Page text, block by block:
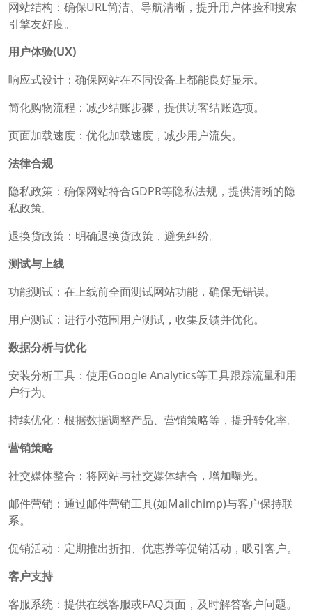
网站结构：确保URL简洁、导航清晰，提升用户体验和搜索
引擎友好度。
用户体验(UX)
响应式设计：确保网站在不同设备上都能良好显示。
简化购物流程：减少结账步骤，提供访客结账选项。
页面加载速度：优化加载速度，减少用户流失。
法律合规
隐私政策：确保网站符合GDPR等隐私法规，提供清晰的隐
私政策。
退换货政策：明确退换货政策，避免纠纷。
测试与上线
功能测试：在上线前全面测试网站功能，确保无错误。
用户测试：进行小范围用户测试，收集反馈并优化。
数据分析与优化
安装分析工具：使用Google Analytics等工具跟踪流量和用
户行为。
持续优化：根据数据调整产品、营销策略等，提升转化率。
营销策略
社交媒体整合：将网站与社交媒体结合，增加曝光。
邮件营销：通过邮件营销工具(如Mailchimp)与客户保持联
系。
促销活动：定期推出折扣、优惠券等促销活动，吸引客户。
客户支持
客服系统：提供在线客服或FAQ页面，及时解答客户问题。